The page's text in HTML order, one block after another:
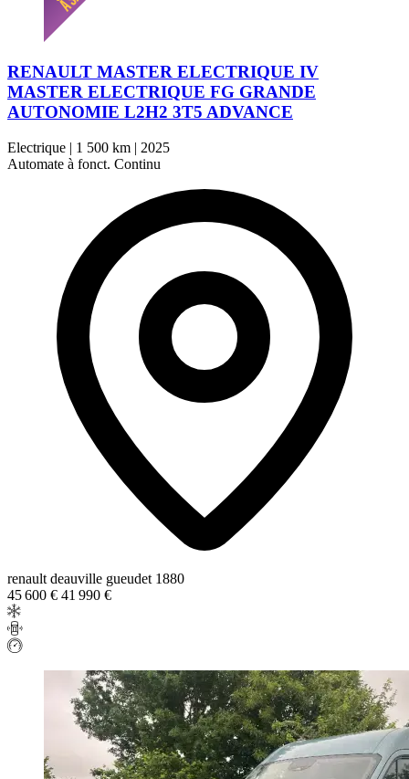
RENAULT MASTER ELECTRIQUE IV
MASTER ELECTRIQUE FG GRANDE
AUTONOMIE L2H2 3T5 ADVANCE
Electrique | 1 500 km | 2025
Automate à fonct. Continu
renault deauville gueudet 1880
45 600 € 41 990 €